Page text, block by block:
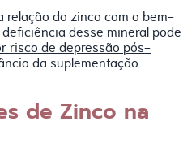
do zinco com o bem-
desse mineral pode
risco de depressão pós-
da suplementação
de Zinco na